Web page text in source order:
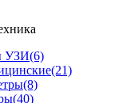
УЗИ(6)
(21)
(8)
(40)